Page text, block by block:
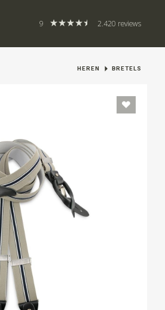
9 2.420 reviews
HEREN BRETELS